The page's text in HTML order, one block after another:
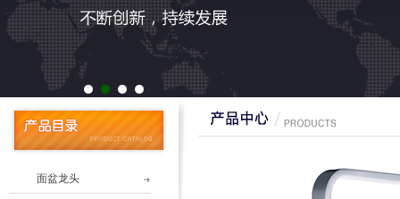
1 2 3 4
面盆龙头